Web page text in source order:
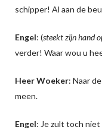
schipper! Al aan de
Engel: (steekt zijn hand
verder! Waar wou u
Heer Woeker: Naar
meen.
Engel: Je zult toch niet